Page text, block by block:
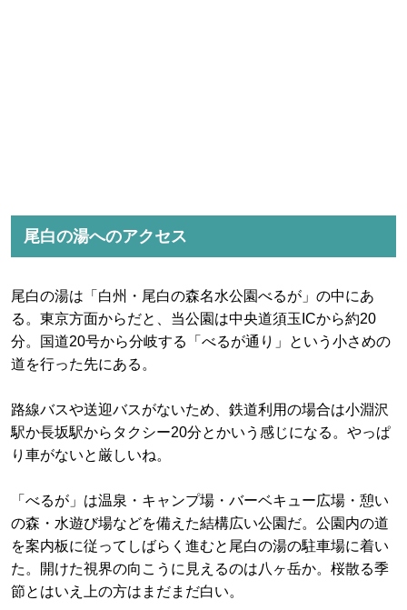
尾白の湯へのアクセス
尾白の湯は「白州・尾白の森名水公園べるが」の中にあ
る。東京方面からだと、当公園は中央道須玉ICから約20
分。国道20号から分岐する「べるが通り」という小さめの
道を行った先にある。
路線バスや送迎バスがないため、鉄道利用の場合は小淵沢
駅か長坂駅からタクシー20分とかいう感じになる。やっぱ
り車がないと厳しいね。
「べるが」は温泉・キャンプ場・バーベキュー広場・憩い
の森・水遊び場などを備えた結構広い公園だ。公園内の道
を案内板に従ってしばらく進むと尾白の湯の駐車場に着い
た。開けた視界の向こうに見えるのは八ヶ岳か。桜散る季
節とはいえ上の方はまだまだ白い。